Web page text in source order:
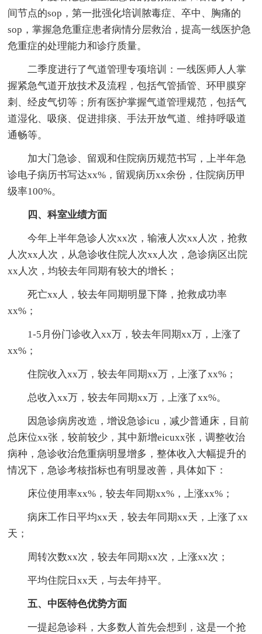
间节点的sop，第一批强化培训脓毒症、卒中、胸痛的
sop，掌握急危重症患者病情分层救治，提高一线医护急
危重症的处理能力和诊疗质量。
二季度进行了气道管理专项培训：一线医师人人掌
握紧急气道开放技术及流程，包括气管插管、环甲膜穿
刺、经皮气切等；所有医护掌握气道管理规范，包括气
道湿化、吸痰、促进排痰、手法开放气道、维持呼吸道
通畅等。
加大门急诊、留观和住院病历规范书写，上半年急
诊电子病历书写达xx%，留观病历xx余份，住院病历甲
级率100%。
四、科室业绩方面
今年上半年急诊人次xx次，输液人次xx人次，抢救
人次xx人次，从急诊收住院人次xx人次，急诊病区出院
xx人次，均较去年同期有较大的增长；
死亡xx人，较去年同期明显下降，抢救成功率
xx%；
1-5月份门诊收入xx万，较去年同期xx万，上涨了
xx%；
住院收入xx万，较去年同期xx万，上涨了xx%；
总收入xx万，较去年同期xx万，上涨了xx%。
因急诊病房改造，增设急诊icu，减少普通床，目前
总床位xx张，较前较少，其中新增eicuxx张，调整收治
病种，急诊收治危重病明显增多，整体收入大幅提升的
情况下，急诊考核指标也有明显改善，具体如下：
床位使用率xx%，较去年同期xx%，上涨xx%；
病床工作日平均xx天，较去年同期xx天，上涨了xx
天；
周转次数xx次，较去年同期xx次，上涨xx次；
平均住院日xx天，与去年持平。
五、中医特色优势方面
一提起急诊科，大多数人首先会想到，这是一个抢